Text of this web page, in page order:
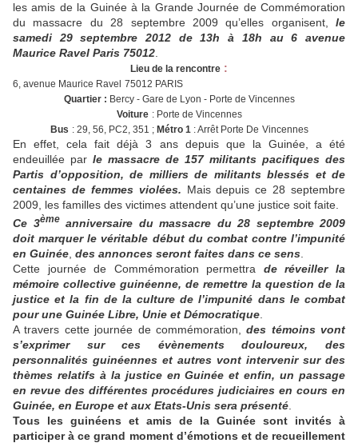
les amis de la Guinée à la Grande Journée de Commémoration
du massacre du 28 septembre 2009 qu’elles organisent, le
samedi 29 septembre 2012 de 13h à 18h au 6 avenue
Maurice Ravel Paris 75012
Lieu de la rencontre :
6, avenue Maurice Ravel 75012 PARIS
Quartier : Bercy - Gare de Lyon - Porte de Vincennes
Voiture : Porte de Vincennes
Bus : 29, 56, PC2, 351 ; Métro 1: Arrêt Porte De Vincennes
En effet, cela fait déjà 3 ans depuis que la Guinée, a été
endeuillée par le massacre de 157 militants pacifiques des
Partis d’opposition, de milliers de militants blessés et de
centaines de femmes violées. Mais depuis ce 28 septembre
2009, les familles des victimes attendent qu’une justice soit faite.
Ce 3èmeanniversaire du massacre du 28 septembre 2009
doit marquer le véritable début du combat contre l’impunité
en Guinée des annonces seront faites dans ce sens
Cette journée de Commémoration permettra de réveiller la
mémoire collective guinéenne, de remettre la question de la
justice et la fin de la culture de l’impunité dans le combat
pour une Guinée Libre, Unie et Démocratique
A travers cette journée de commémoration,des témoins vont
s’exprimer sur ces évènements douloureux, des
personnalités guinéennes et autres vont intervenir sur des
thèmes relatifs à la justice en Guinée et enfin, un passage
en revue des différentes procédures judiciaires en cours en
Guinée, en Europe et aux Etats-Unis sera présenté
Tous les guinéens et amis de la Guinée sont invités à
participer à ce grand moment d’émotions et de recueillement